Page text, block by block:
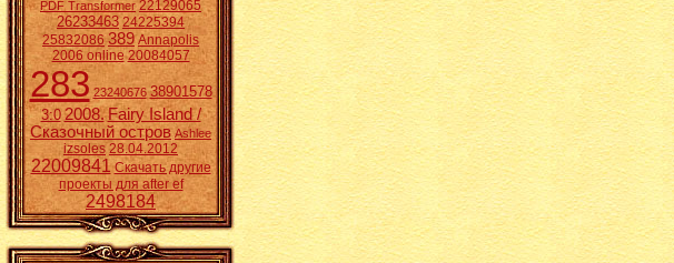
PDF Transformer 22129065
26233463 24225394
25832086 389 Annapolis
2006 online 20084057
283 23240676 38901578
3:0 2008. Fairy Island /
Сказочный остров Ashlee
izsoles 28.04.2012
22009841 Скачать другие
проекты для after ef
2498184